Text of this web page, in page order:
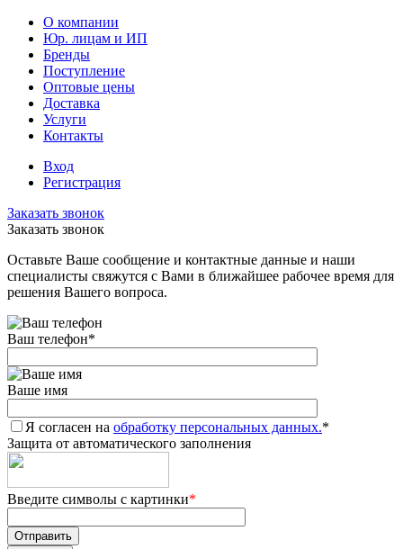
О компании
Юр. лицам и ИП
Бренды
Поступление
Оптовые цены
Доставка
Услуги
Контакты
Вход
Регистрация
Заказать звонок
Заказать звонок
Оставьте Ваше сообщение и контактные данные и наши
специалисты свяжутся с Вами в ближайшее рабочее время для
решения Вашего вопроса.
Ваш телефон*
Ваше имя
Я согласен на обработку персональных данных.*
Защита от автоматического заполнения
Введите символы с картинки*